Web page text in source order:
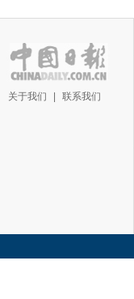
关于我们 联系我们